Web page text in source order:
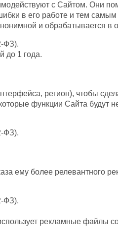
с Сайтом. Они
в его работе и тем самым
и обрабатывается в
ФЗ).
до 1 года.
регион), чтобы
функции Сайта будут
ФЗ).
ему более релевантного
ФЗ).
рекламные файлы